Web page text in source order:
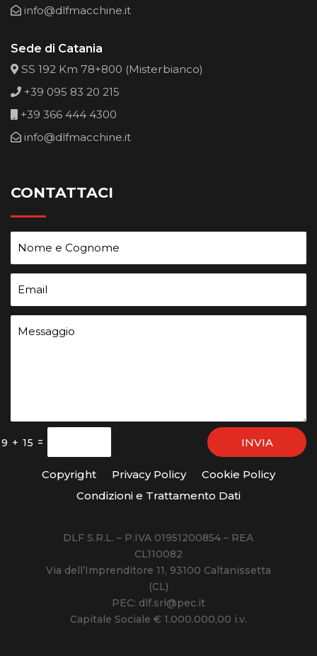
info@dlfmacchine.it
Sede di Catania
SS 192 Km 78+800 (Misterbianco)
+39 095 83 20 215
+39 366 444 4300
info@dlfmacchine.it
CONTATTACI
9 + 15 = INVIA
Copyright Privacy Policy
Cookie Policy
Condizioni e Trattamento Dati
DLF S.R.L. – P.IVA 01951200854 – REA
CL110082
Via dell’Imprenditore 11, 93100 Caltanissetta
(CL)
PEC: dlf.srl@pec.it
Capitale Sociale € 1.000.000,00 i.v.